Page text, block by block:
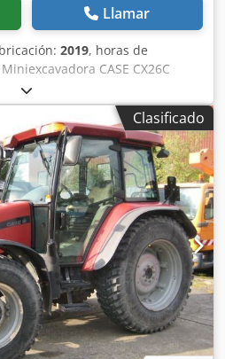
Llamar
2019, horas de
CASE CX26C
fabricación: 2019 * 1360 BS, i
* Orugas de goma *
rápido
Clasificado